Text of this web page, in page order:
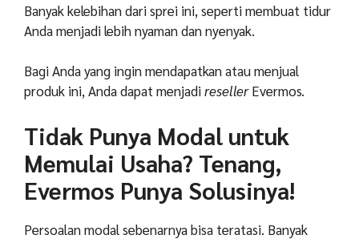
Banyak kelebihan dari sprei ini, seperti membuat tidur
Anda menjadi lebih nyaman dan nyenyak.
Bagi Anda yang ingin mendapatkan atau menjual
produk ini, Anda dapat menjadiresellerEvermos.
Tidak Punya Modal untuk
Memulai Usaha? Tenang,
Evermos Punya Solusinya!
Persoalan modal sebenarnya bisa teratasi. Banyak